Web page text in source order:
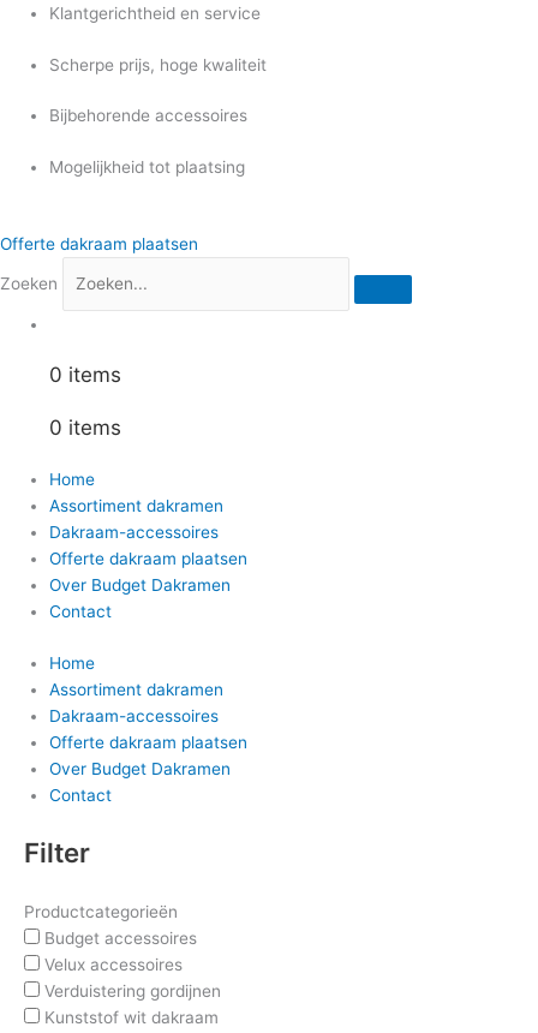
Klantgerichtheid en service
Scherpe prijs, hoge kwaliteit
Bijbehorende accessoires
Mogelijkheid tot plaatsing
Offerte dakraam plaatsen
Zoeken
0 items
0 items
Home
Assortiment dakramen
Dakraam-accessoires
Offerte dakraam plaatsen
Over Budget Dakramen
Contact
Home
Assortiment dakramen
Dakraam-accessoires
Offerte dakraam plaatsen
Over Budget Dakramen
Contact
Filter
Productcategorieën
Budget accessoires
Velux accessoires
Verduistering gordijnen
Kunststof wit dakraam